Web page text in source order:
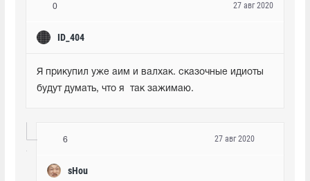
0
ID_404
27 авг 2020
Я прикупил уже аим и валхак. сказочные идиоты
будут думать, что я  так зажимаю.
6
sHou
27 авг 2020